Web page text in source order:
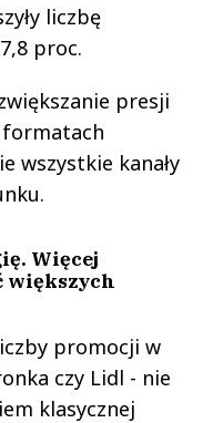
liczbę
proc.
presji
formatach
wszystkie kanały
Więcej
większych
promocji w
czy Lidl - nie
klasycznej